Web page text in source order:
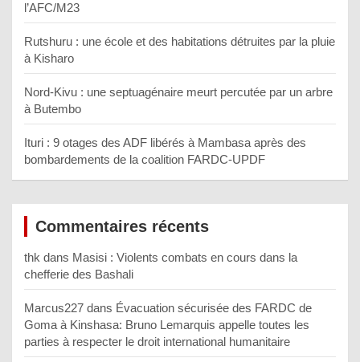
l’AFC/M23
Rutshuru : une école et des habitations détruites par la pluie
à Kisharo
Nord-Kivu : une septuagénaire meurt percutée par un arbre
à Butembo
Ituri : 9 otages des ADF libérés à Mambasa après des
bombardements de la coalition FARDC-UPDF
Commentaires récents
thk dans Masisi : Violents combats en cours dans la
chefferie des Bashali
Marcus227 dans Évacuation sécurisée des FARDC de
Goma à Kinshasa: Bruno Lemarquis appelle toutes les
parties à respecter le droit international humanitaire